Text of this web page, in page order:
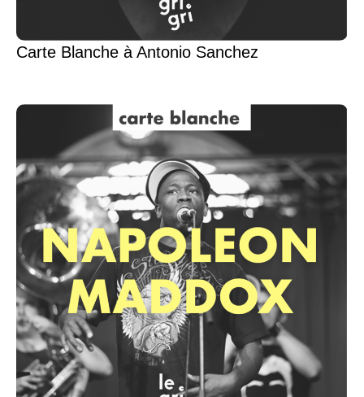
Carte Blanche à Antonio Sanchez